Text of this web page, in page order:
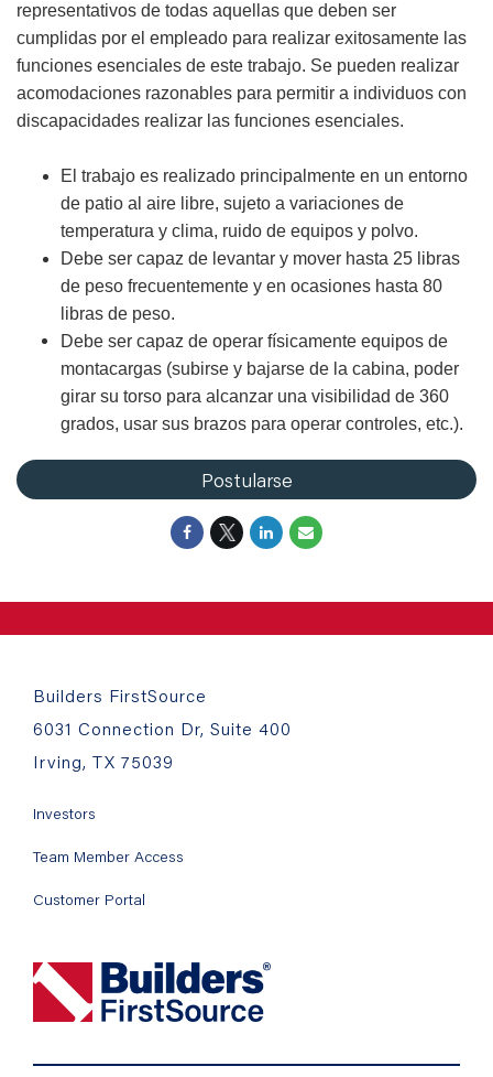
representativos de todas aquellas que deben ser
cumplidas por el empleado para realizar exitosamente las
funciones esenciales de este trabajo. Se pueden realizar
acomodaciones razonables para permitir a individuos con
discapacidades realizar las funciones esenciales.
El trabajo es realizado principalmente en un entorno
de patio al aire libre, sujeto a variaciones de
temperatura y clima, ruido de equipos y polvo.
Debe ser capaz de levantar y mover hasta 25 libras
de peso frecuentemente y en ocasiones hasta 80
libras de peso.
Debe ser capaz de operar físicamente equipos de
montacargas (subirse y bajarse de la cabina, poder
girar su torso para alcanzar una visibilidad de 360
grados, usar sus brazos para operar controles, etc.).
Postularse
Builders FirstSource
6031 Connection Dr, Suite 400
Irving, TX 75039
Investors
Team Member Access
Customer Portal